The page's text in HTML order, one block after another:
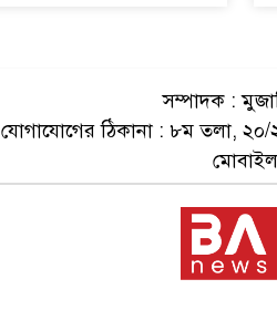
সম্পাদক :
যোগাযোগের ঠিকানা : ৮ম তলা, ২০/